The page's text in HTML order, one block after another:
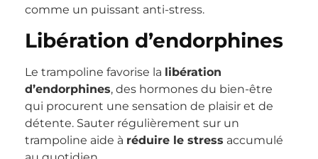
comme un puissant anti-stress.
Libération d’endorphines
Le trampoline favorise la libération
d’endorphines, des hormones du bien-être
qui procurent une sensation de plaisir et de
détente. Sauter régulièrement sur un
trampoline aide à réduire le stress accumulé